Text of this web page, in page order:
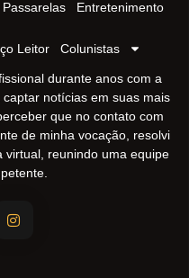
Passarelas Entretenimento
Leitor Colunistas
durante anos com a
notícias em suas mais
que no contato com
de minha vocação, resolvi
reunindo uma equipe